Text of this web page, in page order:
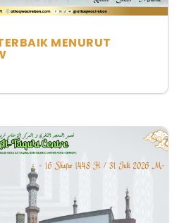
MENURUT